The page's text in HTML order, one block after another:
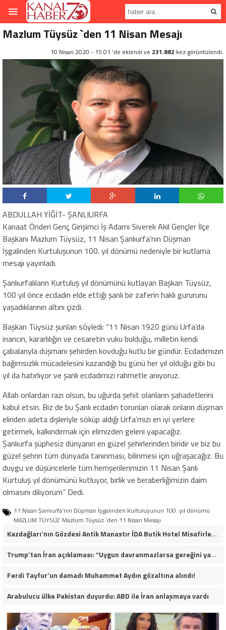
Mazlum Tüysüz `den 11 Nisan Mesajı
10 Nisan 2020 - 15:01 'de eklendi ve 231.882 kez görüntülendi.
ABDULLAH YİĞİT- ŞANLIURFA
Kanaat Önderi Genç Girişimci İş Adamı Siverek Akil Gençler İlçe
Başkanı Mazlum Tüysüz, 11 Nisan Şanlıurfa’nın Düşman
İşgalinden Kurtuluşunun 100. yıl dönümü nedeniyle bir kutlama
mesajı yayınladı.
Şanlıurfalıların Kurtuluş yıl dönümünü kutlayan Başkan Tüysüz,
100 yıl önce ecdadın elde ettiği şanlı bir zaferin haklı gururunu
yaşadıklarının altını çizdi.
Başkan Tüysüz şunları söyledi: “11 Nisan 1920 günü Urfa’da
inancın, kararlılığın ve cesaretin vuku bulduğu, milletin kendi
çabalarıyla düşmanı şehirden kovduğu kutlu bir gündür. Ecdadımızın
bağımsızlık mücadelesini kazandığı bu günü her yıl olduğu gibi bu
yıl da hatırlıyor ve şanlı ecdadımızı rahmetle anıyoruz.
Allah onlardan razı olsun, bu uğurda şehit olanların şahadetlerini
kabul etsin. Biz de bu Şanlı ecdadın torunları olarak onların düşman
elinden adeta dişleriyle söküp aldığı Urfa’mızı en iyi yerlere
getirmek, kalkındırmak için elimizden geleni yapacağız.
Şanlıurfa şüphesiz dünyanın en güzel şehirlerinden biridir ve biz bu
güzel şehrin tüm dünyada tanınması, bilinmesi için uğraşacağız. Bu
duygu ve düşüncelerle tüm hemşerilerimizin 11 Nisan Şanlı
Kurtuluş yıl dönümünü kutluyor, birlik ve beraberliğimizin daim
olmasını diliyorum” Dedi.
11 Nisan Şanlıurfa'nın Düşman İşgalinden Kurtuluşunun 100. yıl dönümü
MAZLUM TÜYSÜZ Mazlum Tüysüz `den 11 Nisan Mesajı
Kazdağları’nın Gözdesi Antik Manastır İDA Butik Hotel Misafirlerinden Tam Not Alıyor
Trump’tan İran açıklaması: “Uygun davranmazlarsa gereğini yaparım”
Ferdi Tayfur’un damadı Muhammet Aydın gözaltına alındı!
Arabulucu ülke Pakistan duyurdu: ABD ile İran anlaşmaya vardı